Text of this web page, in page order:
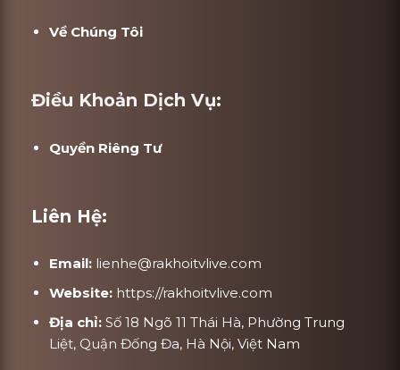
Về Chúng Tôi
Điều Khoản Dịch Vụ:
Quyền Riêng Tư
Liên Hệ:
Email: lienhe@rakhoitvlive.com
Website: https://rakhoitvlive.com
Địa chỉ: Số 18 Ngõ 11 Thái Hà, Phường Trung
Liệt, Quận Đống Đa, Hà Nội, Việt Nam